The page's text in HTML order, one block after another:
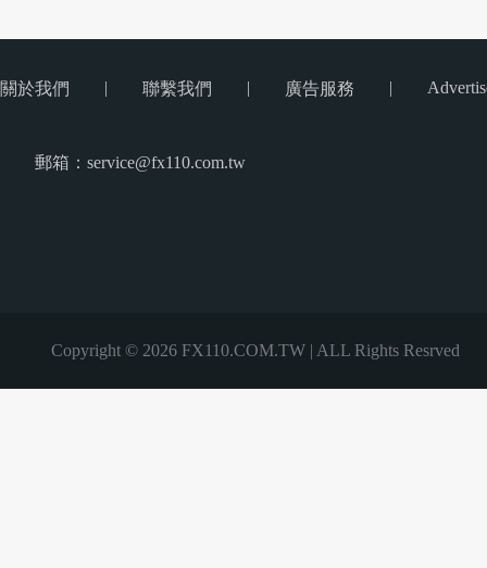
關於我們 | 聯繫我們 | 廣告服務 |
郵箱：service@fx110.com.tw
Copyright © 2026 FX110.COM.TW | ALL Rights Resrved